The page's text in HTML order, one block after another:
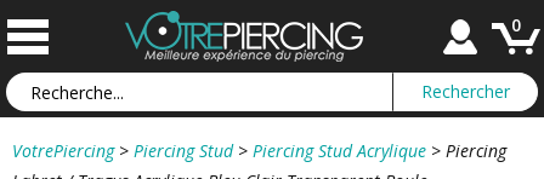
0
VotrePiercing > Piercing Stud > Piercing Stud Acrylique > Piercing